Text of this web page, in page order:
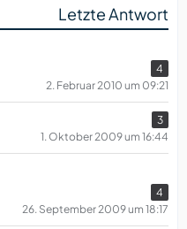
Letzte Antwort
4
2. Februar 2010 um 09:21
3
1. Oktober 2009 um 16:44
4
26. September 2009 um 18:17